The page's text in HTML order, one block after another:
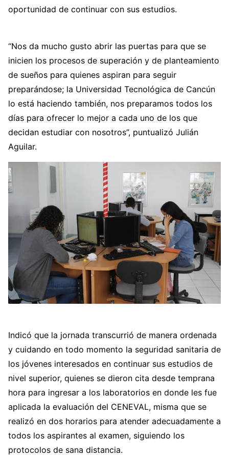
oportunidad de continuar con sus estudios.
“Nos da mucho gusto abrir las puertas para que se
inicien los procesos de superación y de planteamiento
de sueños para quienes aspiran para seguir
preparándose; la Universidad Tecnológica de Cancún
lo está haciendo también, nos preparamos todos los
días para ofrecer lo mejor a cada uno de los que
decidan estudiar con nosotros”, puntualizó Julián
Aguilar.
Indicó que la jornada transcurrió de manera ordenada
y cuidando en todo momento la seguridad sanitaria de
los jóvenes interesados en continuar sus estudios de
nivel superior, quienes se dieron cita desde temprana
hora para ingresar a los laboratorios en donde les fue
aplicada la evaluación del CENEVAL, misma que se
realizó en dos horarios para atender adecuadamente a
todos los aspirantes al examen, siguiendo los
protocolos de sana distancia.